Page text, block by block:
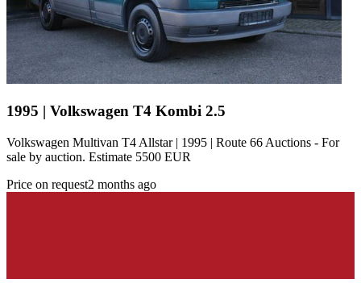
1995 | Volkswagen T4 Kombi 2.5
Volkswagen Multivan T4 Allstar | 1995 | Route 66 Auctions - For
sale by auction. Estimate 5500 EUR
Price on request2 months ago